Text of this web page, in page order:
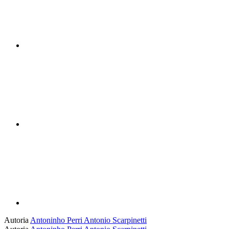
Autoria Antoninho Perri Antonio Scarpinetti